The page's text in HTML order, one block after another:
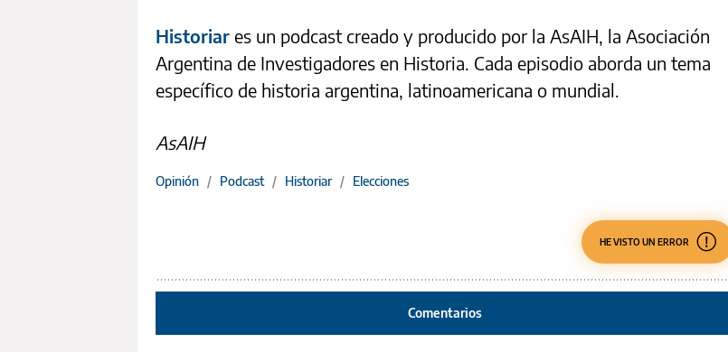
Historiar es un podcast creado y producido por la AsAIH, la Asociación
Argentina de Investigadores en Historia. Cada episodio aborda un tema
específico de historia argentina, latinoamericana o mundial.
AsAIH
Opinión / Podcast / Historiar / Elecciones
HE VISTO UN ERROR
Comentarios